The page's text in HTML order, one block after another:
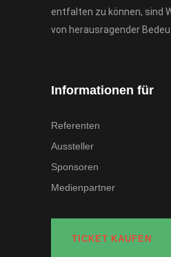
entfalten zu können, sind
von herausragender
Informationen für
Referenten
Aussteller
Sponsoren
Medienpartner
TICKET KAUFEN